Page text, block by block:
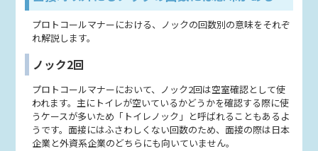
プロトコールマナーにおける、ノックの回数別の意味をそれぞ
れ解説します。
ノック2回
プロトコールマナーにおいて、ノック2回は空室確認として使
われます。主にトイレが空いているかどうかを確認する際に使
うケースが多いため「トイレノック」と呼ばれることもあるよ
うです。面接にはふさわしくない回数のため、面接の際は日本
企業と外資系企業のどちらにも向いていません。